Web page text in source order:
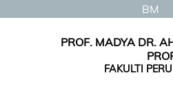
BM
PROF. MADYA DR.
FAKULTI